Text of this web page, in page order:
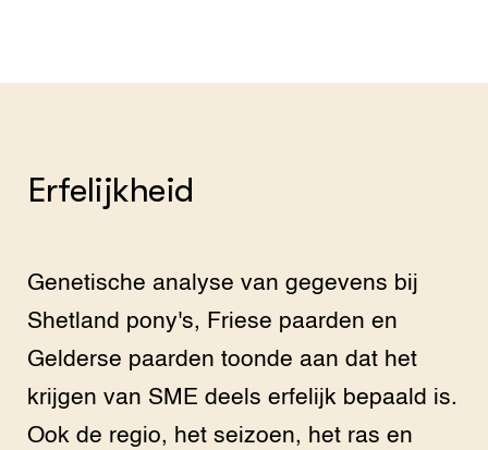
Erfelijkheid
Genetische analyse van gegevens bij
Shetland pony's, Friese paarden en
Gelderse paarden toonde aan dat het
krijgen van SME deels erfelijk bepaald is.
Ook de regio, het seizoen, het ras en